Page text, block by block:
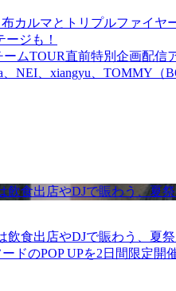
ルマとトリプルファイヤ
ジも！
ームTOUR直前特別企画配信
NEI、xiangyu、TOMMY
食出店やDJで賑わう、夏祭
食出店やDJで賑わう、夏祭
ドのPOP UPを2日間限定開催